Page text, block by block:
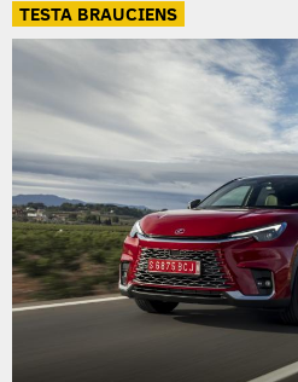
TESTA BRAUCIENS